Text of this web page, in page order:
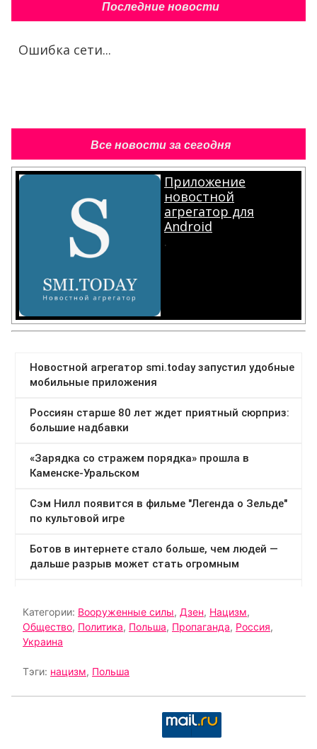
Последние новости
Ошибка сети...
Все новости за сегодня
Приложение
новостной
агрегатор для
Android
.
Категории: Вооруженные силы, Дзен, Нацизм,
Общество, Политика, Польша, Пропаганда, Россия,
Украина
Тэги: нацизм, Польша